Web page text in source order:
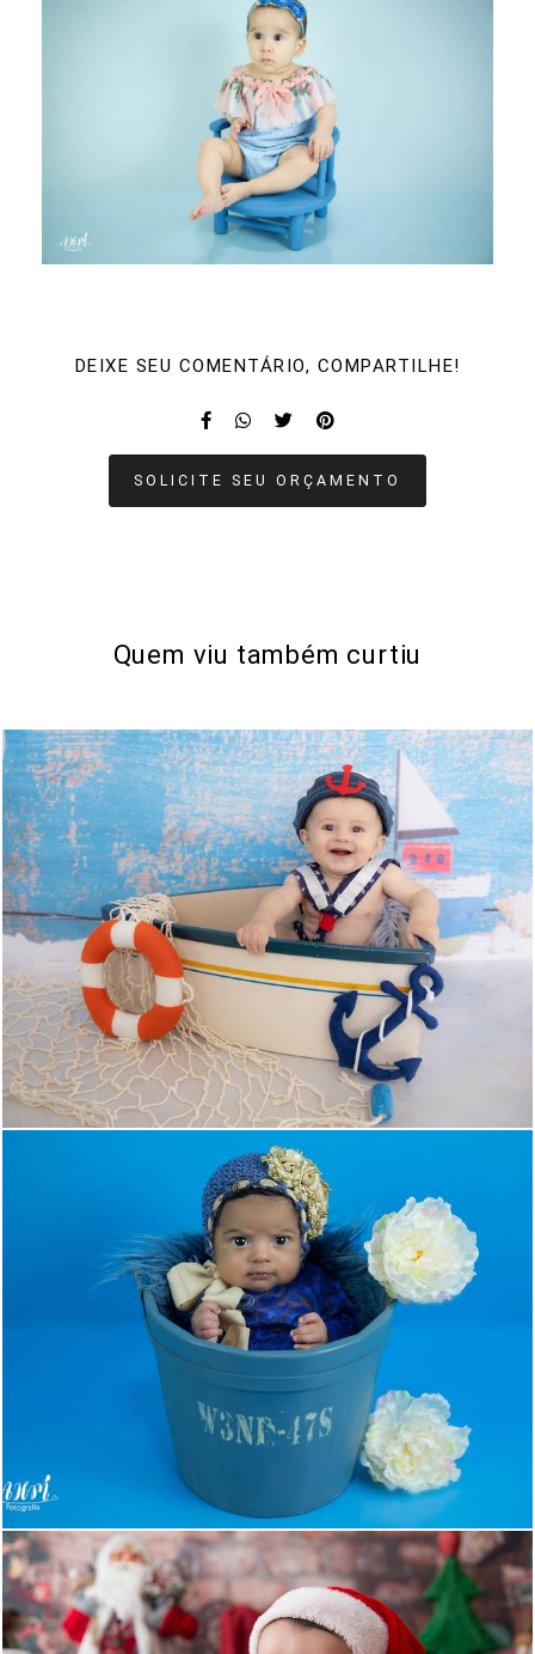
DEIXE SEU COMENTÁRIO, COMPARTILHE!
SOLICITE SEU ORÇAMENTO
Quem viu também curtiu
161 0
791